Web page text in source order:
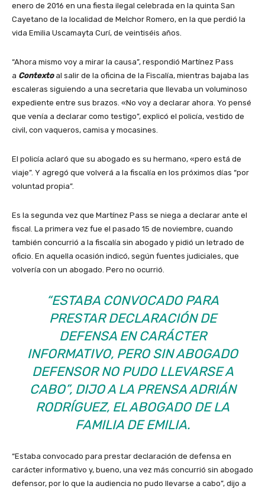
enero de 2016 en una fiesta ilegal celebrada en la quinta San
Cayetano de la localidad de Melchor Romero, en la que perdió la
vida Emilia Uscamayta Curí, de veintiséis años.
“Ahora mismo voy a mirar la causa”, respondió Martínez Pass
a Contexto al salir de la oficina de la Fiscalía, mientras bajaba las
escaleras siguiendo a una secretaria que llevaba un voluminoso
expediente entre sus brazos. «No voy a declarar ahora. Yo pensé
que venía a declarar como testigo”, explicó el policía, vestido de
civil, con vaqueros, camisa y mocasines.
El policía aclaró que su abogado es su hermano, «pero está de
viaje”. Y agregó que volverá a la fiscalía en los próximos días “por
voluntad propia”.
Es la segunda vez que Martínez Pass se niega a declarar ante el
fiscal. La primera vez fue el pasado 15 de noviembre, cuando
también concurrió a la fiscalía sin abogado y pidió un letrado de
oficio. En aquella ocasión indicó, según fuentes judiciales, que
volvería con un abogado. Pero no ocurrió.
“ESTABA CONVOCADO PARA
PRESTAR DECLARACIÓN DE
DEFENSA EN CARÁCTER
INFORMATIVO, PERO SIN ABOGADO
DEFENSOR NO PUDO LLEVARSE A
CABO”, DIJO A LA PRENSA ADRIÁN
RODRÍGUEZ, EL ABOGADO DE LA
FAMILIA DE EMILIA.
“Estaba convocado para prestar declaración de defensa en
carácter informativo y, bueno, una vez más concurrió sin abogado
defensor, por lo que la audiencia no pudo llevarse a cabo”, dijo a